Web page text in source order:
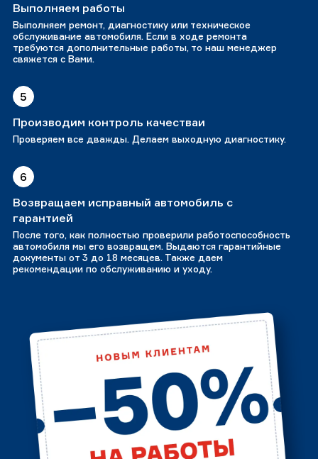
Выполняем работы
Выполняем ремонт, диагностику или техническое
обслуживание автомобиля. Если в ходе ремонта
требуются дополнительные работы, то наш менеджер
свяжется с Вами.
5
Производим контроль качестваи
Проверяем все дважды. Делаем выходную диагностику.
6
Возвращаем исправный автомобиль с
гарантией
После того, как полностью проверили работоспособность
автомобиля мы его возвращем. Выдаются гарантийные
документы от 3 до 18 месяцев. Также даем
рекомендации по обслуживанию и уходу.